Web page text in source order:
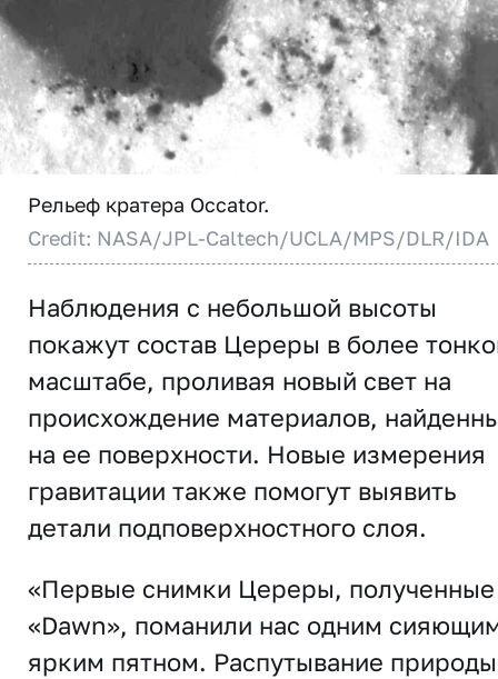
Рельеф кратера Occator.
Credit: NASA/JPL-Caltech/UCLA/MPS/DLR/IDA
Наблюдения с небольшой высоты
покажут состав Цереры в более
масштабе, проливая новый свет на
происхождение материалов,
на ее поверхности. Новые измерения
гравитации также помогут выявить
детали подповерхностного слоя.
«Первые снимки Цереры, полученные
«Dawn», поманили нас одним
ярким пятном. Распутывание